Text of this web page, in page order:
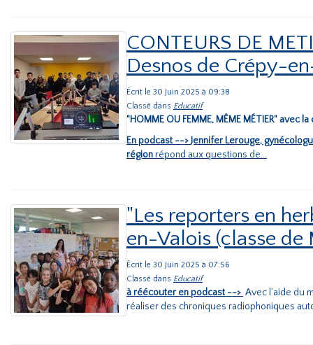
CONTEURS DE
Desnos de Crépy-
Écrit le 30 Juin 2025 à 09:38
Classé dans Educatif
"HOMME OU FEMME, MÊME MÉTIER"
En podcast -->Jennifer Lerouge,
régionrépond aux questions de...
"Les reporters en
en-Valois (classe de
Écrit le 30 Juin 2025 à 07:56
Classé dans Educatif
à réécouter en podcast --> Avec l’aide du
réaliser des chroniques radiophoniques